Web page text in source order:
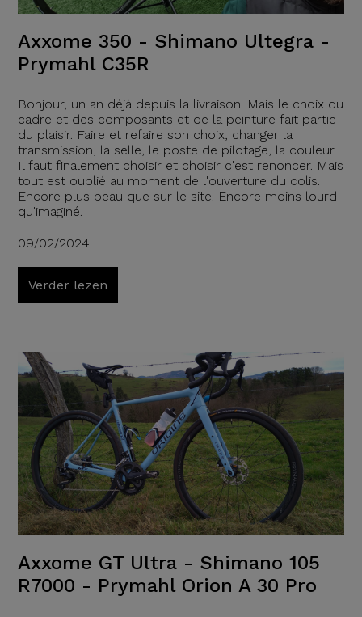
Axxome 350 - Shimano Ultegra -
Prymahl C35R
Bonjour, un an déjà depuis la livraison. Mais le choix du
cadre et des composants et de la peinture fait partie
du plaisir. Faire et refaire son choix, changer la
transmission, la selle, le poste de pilotage, la couleur.
Il faut finalement choisir et choisir c'est renoncer. Mais
tout est oublié au moment de l'ouverture du colis.
Encore plus beau que sur le site. Encore moins lourd
qu'imaginé.
09/02/2024
Verder lezen
Axxome GT Ultra - Shimano 105
R7000 - Prymahl Orion A 30 Pro